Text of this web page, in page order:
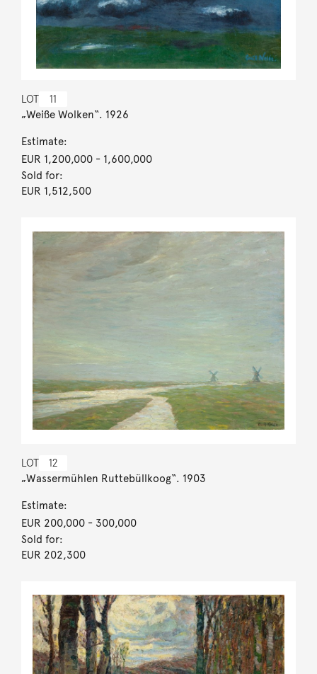
LOT 11
„Weiße Wolken“. 1926
Estimate:
EUR 1,200,000- 1,600,000
Sold for:
EUR 1,512,500
LOT 12
„Wassermühlen Ruttebüllkoog“. 1903
Estimate:
EUR 200,000- 300,000
Sold for:
EUR 202,300